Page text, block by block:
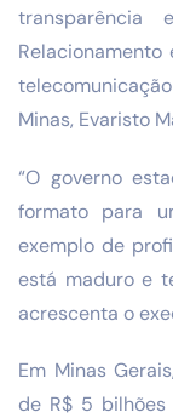
Relacionamento
Minas, Evaristo
“O governo
formato para
exemplo de
está maduro e
acrescenta o
Em Minas
de R$ 5